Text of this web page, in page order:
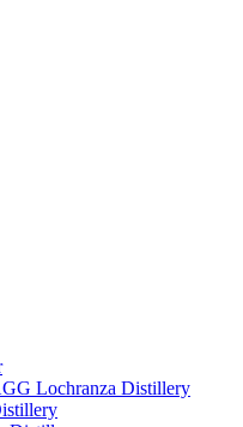
Lochranza Distillery